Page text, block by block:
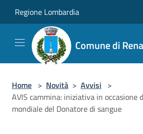
Regione Lombardia
Comune di
Home > Novità > Avvisi >
AVIS cammina: iniziativa in occasione
mondiale del Donatore di sangue